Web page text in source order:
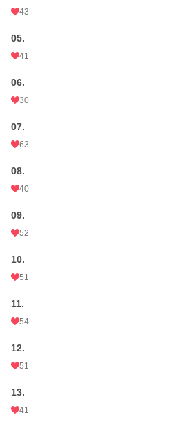
43
05.
41
06.
30
07.
63
08.
40
09.
52
10.
51
11.
54
12.
51
13.
41